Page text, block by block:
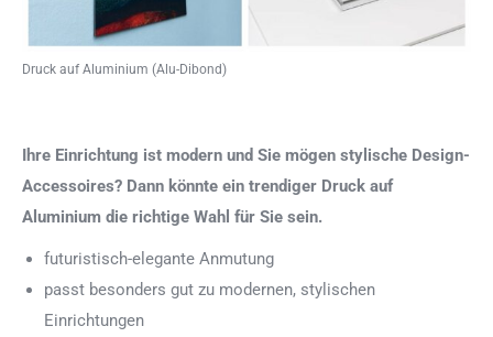
Druck auf Aluminium (Alu-Dibond)
Ihre Einrichtung ist modern und Sie mögen stylische Design-
Accessoires? Dann könnte ein trendiger Druck auf
Aluminium die richtige Wahl für Sie sein.
futuristisch-elegante Anmutung
passt besonders gut zu modernen, stylischen
Einrichtungen